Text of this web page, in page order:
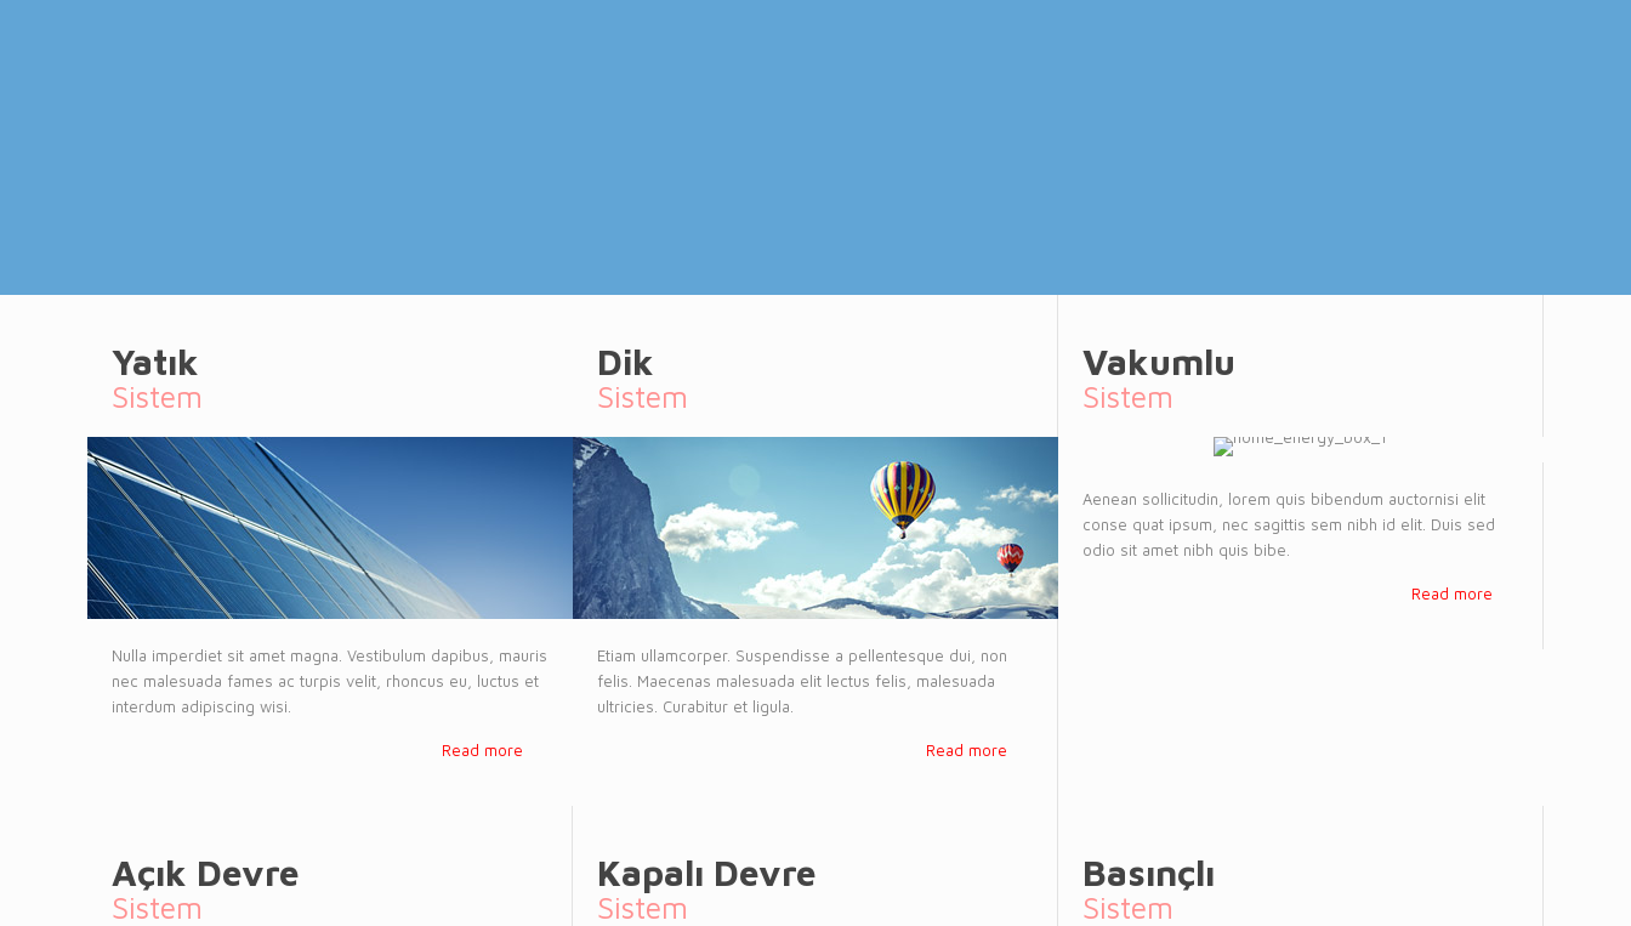
Yatık
Sistem
Nulla imperdiet sit amet magna. Vestibulum dapibus, mauris
nec malesuada fames ac turpis velit, rhoncus eu, luctus et
interdum adipiscing wisi.
Read more
Dik
Sistem
Etiam ullamcorper. Suspendisse a pellentesque dui, non
felis. Maecenas malesuada elit lectus felis, malesuada
ultricies. Curabitur et ligula.
Read more
Vakumlu
Sistem
Aenean sollicitudin, lorem quis bibendum auctornisi elit
conse quat ipsum, nec sagittis sem nibh id elit. Duis sed
odio sit amet nibh quis bibe.
Read more
Açık Devre
Sistem
Kapalı Devre
Sistem
Basınçlı
Sistem